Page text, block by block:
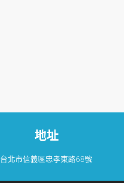
地址
台北市信義區忠孝東路68號